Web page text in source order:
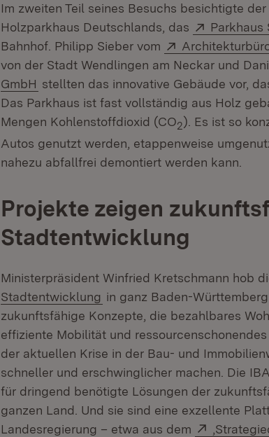
Im zweiten Teil seines Besuchs besichtigte
Holzparkhaus Deutschlands, das
Extern:
Parkhaus
Bahnhof. Philipp Sieber vom
Extern:
von der Stadt Wendlingen am Neckar und
GmbH (Öffnet in neuem Fenster)
stellten das innovative Gebäude vor,
Das Parkhaus ist fast vollständig aus Holz
Mengen Kohlenstoffdioxid (CO2). Es ist so
Autos genutzt werden, etappenweise
nahezu abfallfrei demontiert werden kann.
Projekte zeigen
Stadtentwicklung
Ministerpräsident Winfried Kretschmann hob
Stadtentwicklung (Öffnet in neuem Fenster)
in ganz Baden-
zukunftsfähige Konzepte, die bezahlbares
effiziente Mobilität und
der aktuellen Krise in der Bau- und
schneller und erschwinglicher machen. Die
für dringend benötigte Lösungen der
ganzen Land. Und sie sind eine exzellente
Landesregierung – etwa aus dem
Extern: